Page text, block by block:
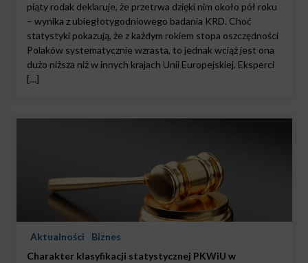
piąty rodak deklaruje, że przetrwa dzięki nim około pół roku
– wynika z ubiegłotygodniowego badania KRD. Choć
statystyki pokazują, że z każdym rokiem stopa oszczędności
Polaków systematycznie wzrasta, to jednak wciąż jest ona
dużo niższa niż w innych krajach Unii Europejskiej. Eksperci
[…]
Aktualności
Biznes
Charakter klasyfikacji statystycznej PKWiU w